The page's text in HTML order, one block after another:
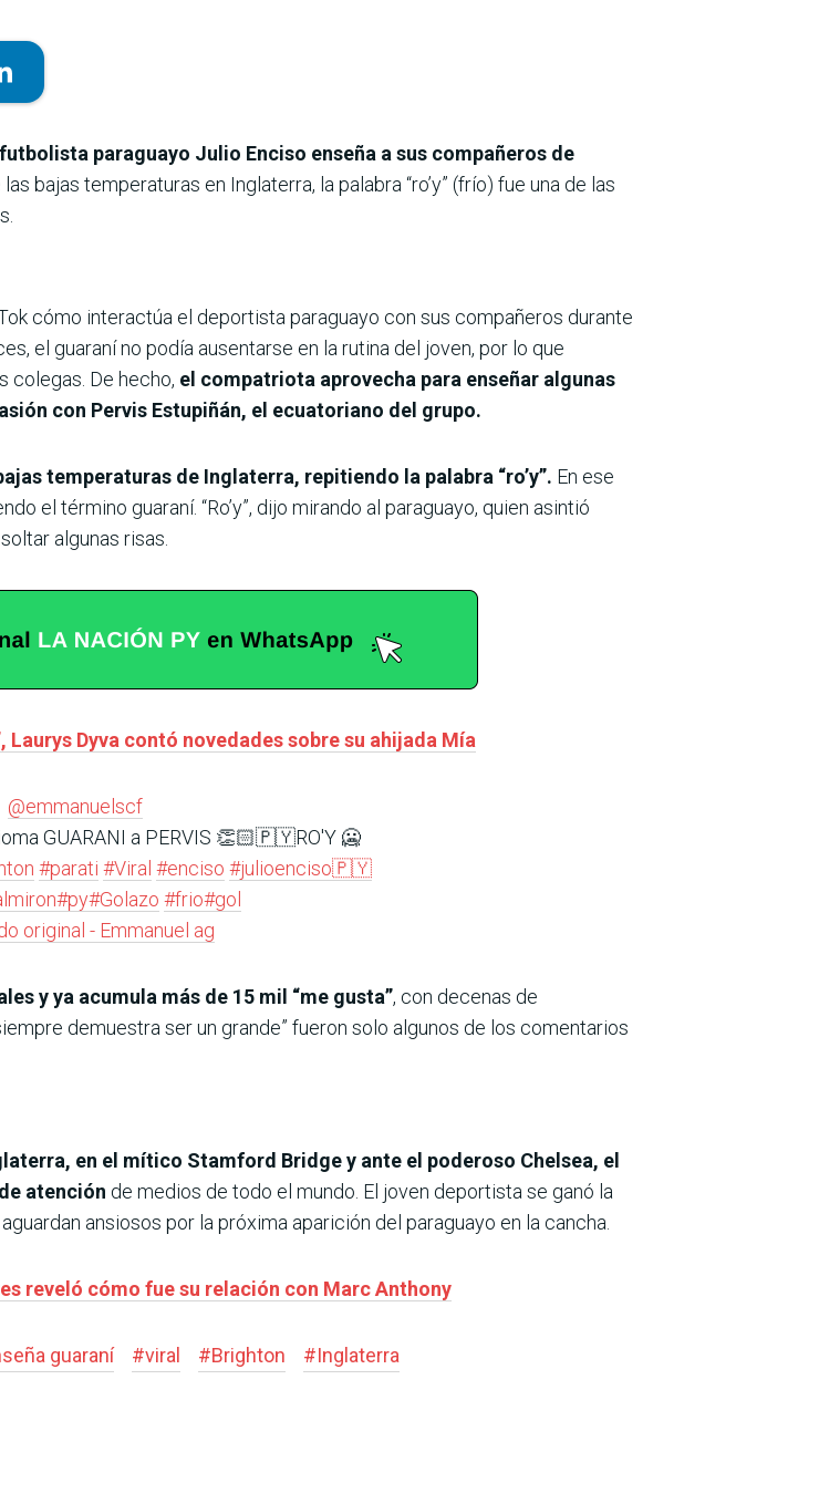
paraguayo Julio Enciso enseña a sus compañeros de
bajas temperaturas en Inglaterra, la palabra “ro’y” (frío) fue una de las
cómo interactúa el deportista paraguayo con sus compañeros durante
el guaraní no podía ausentarse en la rutina del joven, por lo que
colegas. De hecho, el compatriota aprovecha para enseñar algunas
con Pervis Estupiñán, el ecuatoriano del grupo.
temperaturas de Inglaterra, repitiendo la palabra “ro’y”. En ese
el término guaraní. “Ro’y”, dijo mirando al paraguayo, quien asintió
algunas risas.
Dyva contó novedades sobre su ahijada Mía
@emmanuelscf
GUARANI a PERVIS 👏🏻🇵🇾RO'Y 🥶
#parati #Viral #enciso #julioenciso🇵🇾
#py#Golazo #frio#gol
original - Emmanuel ag
y ya acumula más de 15 mil “me gusta”, con decenas de
demuestra ser un grande” fueron solo algunos de los comentarios
en el mítico Stamford Bridge y ante el poderoso Chelsea, el
atención de medios de todo el mundo. El joven deportista se ganó la
ansiosos por la próxima aparición del paraguayo en la cancha.
reveló cómo fue su relación con Marc Anthony
guaraní #viral #Brighton #Inglaterra